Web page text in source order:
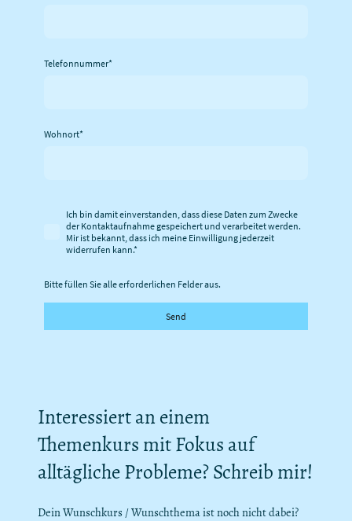
Telefonnummer*
Wohnort*
Ich bin damit einverstanden, dass diese Daten zum Zwecke
der Kontaktaufnahme gespeichert und verarbeitet werden.
Mir ist bekannt, dass ich meine Einwilligung jederzeit
widerrufen kann.*
Bitte füllen Sie alle erforderlichen Felder aus.
Send
Interessiert an einem
Themenkurs mit Fokus auf
alltägliche Probleme? Schreib mir!
Dein Wunschkurs / Wunschthema ist noch nicht dabei?